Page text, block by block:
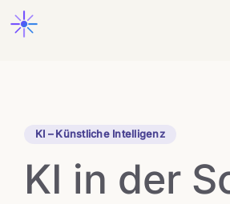
Zum
Inhalt
KI – Künstliche Intelligenz
KI in der